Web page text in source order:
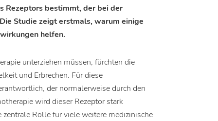
Rezeptors bestimmt, der bei der
Studie zeigt erstmals, warum einige
helfen.
unterziehen müssen, fürchten die
und Erbrechen. Für diese
der normalerweise durch den
wird dieser Rezeptor stark
Rolle für viele weitere medizinische